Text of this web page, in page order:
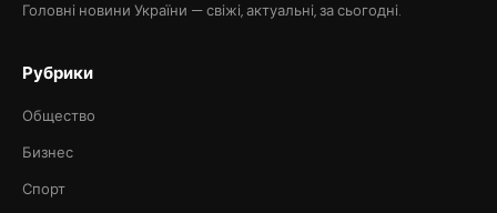
Головні новини України — свіжі, актуальні, за сьогодні.
Рубрики
Общество
Бизнес
Спорт